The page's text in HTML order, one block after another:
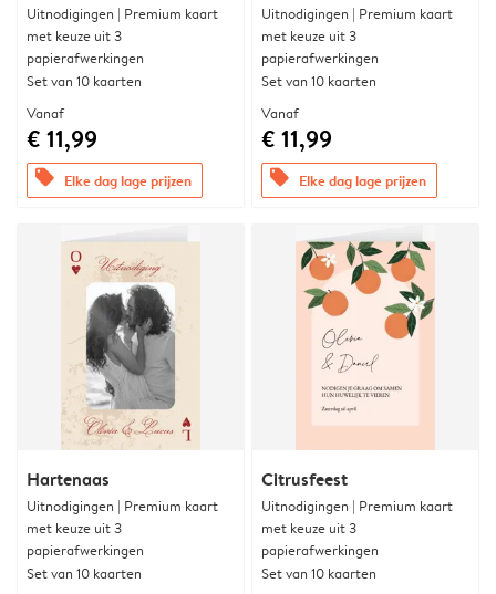
Uitnodigingen | Premium kaart
met keuze uit 3
papierafwerkingen
Set van 10 kaarten
Vanaf
€ 11,99
offers Elke dag lage prijzen
Uitnodigingen | Premium kaart
met keuze uit 3
papierafwerkingen
Set van 10 kaarten
Vanaf
€ 11,99
offers Elke dag lage prijzen
Hartenaas
Uitnodigingen | Premium kaart
met keuze uit 3
papierafwerkingen
Set van 10 kaarten
Citrusfeest
Uitnodigingen | Premium kaart
met keuze uit 3
papierafwerkingen
Set van 10 kaarten